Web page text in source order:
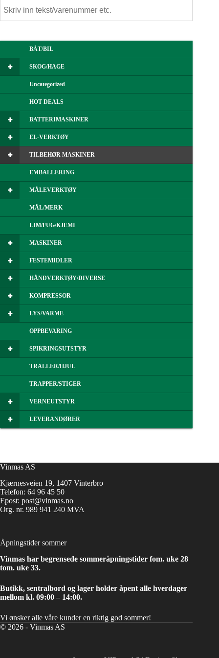
BÅT/BIL
SKOG/HAGE
Uncategorized
HOT DEALS
BATTERIMASKINER
EL-VERKTØY
TILBEHØR MASKINER
EMBALLERING
MÅLEVERKTØY
MÅL/MERK
LIM/FUG/KJEMI
MASKINER
FESTEMIDLER
HÅNDVERKTØY/DIVERSE
KOMPRESSOR
LYS/VARME
OPPBEVARING
SPIKRINGSUTSTYR
TRALLER/HJUL
TRAPPER/STIGER
VERNEUTSTYR
LEVERANDØRER
Vinmas AS
Kjærnesveien 19, 1407 Vinterbro
Telefon: 64 96 45 50
Epost: post@vinmas.no
Org. nr. 989 941 240 MVA
Åpningstider sommer
Vinmas har begrensede sommeråpningstider fom. uke 28
tom. uke 33.
Butikk, sentralbord og lager holder åpent alle hverdager
mellom kl. 09:00 – 14:00.
Vi ønsker alle våre kunder en riktig god sommer!
© 2026 - Vinmas AS